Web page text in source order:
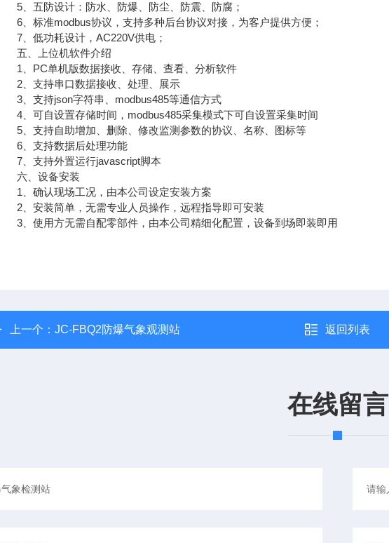
5、五防设计：防水、防爆、防尘、防震、防腐；
6、标准modbus协议，支持多种后台协议对接，为客户提供方便；
7、低功耗设计，AC220V供电；
五、上位机软件介绍
1、PC单机版数据接收、存储、查看、分析软件
2、支持串口数据接收、处理、展示
3、支持json字符串、modbus485等通信方式
4、可自设置存储时间，modbus485采集模式下可自设置采集时间
5、支持自助增加、删除、修改监测参数的协议、名称、图标等
6、支持数据后处理功能
7、支持外置运行javascript脚本
六、设备安装
1、确认现场工况，由本公司设定安装方案
2、安装简单，无需专业人员操作，远程指导即可安装
3、使用方无需自配零部件，由本公司精细化配置，设备到场即装即用
上一个： JC-FBQ2防爆气象观测站 返回列表
在线留言